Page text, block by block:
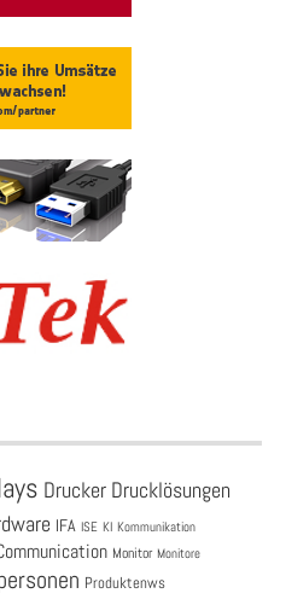
Drucker Drucklösungen
IFA ISE KI Kommunikation
Monitor Monitore
Produktenws